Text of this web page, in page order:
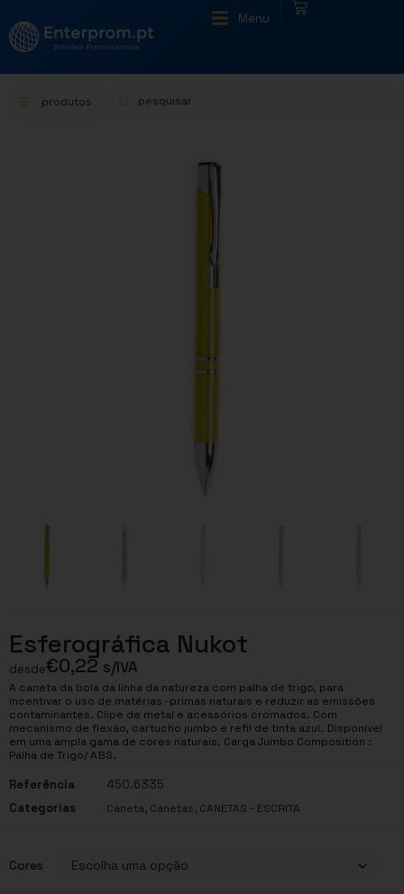
Menu
produtos
Esferográfica Nukot
desde€0,22 s/IVA
A caneta da bola da linha da natureza com palha de trigo, para
incentivar o uso de matérias -primas naturais e reduzir as emissões
contaminantes. Clipe de metal e acessórios cromados. Com
mecanismo de flexão, cartucho jumbo e refil de tinta azul. Disponível
em uma ampla gama de cores naturais. Carga Jumbo Composition :
Palha de Trigo/ ABS.
Referência
450.6335
Categorias
Caneta, Canetas, CANETAS - ESCRITA
Cores